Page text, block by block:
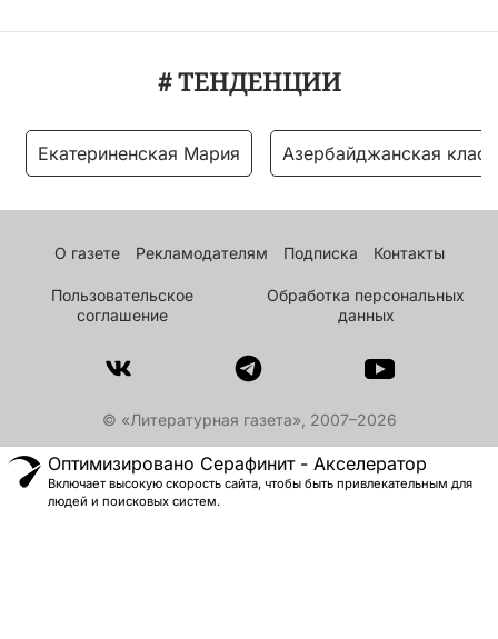
# ТЕНДЕНЦИИ
Екатериненская Мария Азербайджанская
О газете Рекламодателям Подписка Контакты
Пользовательское
соглашение
Обработка персональных
данных
© «Литературная газета», 2007–2026
Оптимизировано Серафинит - Акселератор
Включает высокую скорость сайта, чтобы быть привлекательным для
людей и поисковых систем.